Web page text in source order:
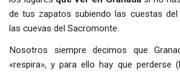
de tus zapatos subiendo las cuestas
las cuevas del Sacromonte.
Nosotros siempre decimos que
«respira», y para ello hay que perderse